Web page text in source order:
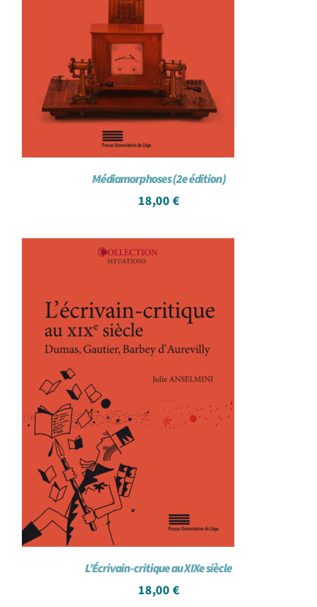
Médiamorphoses (2e édition)
18,00 €
L’Écrivain-critique au XIXe siècle
18,00 €